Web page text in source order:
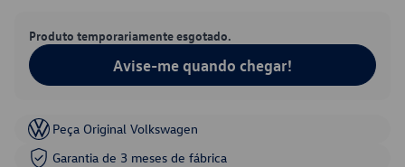
Produto temporariamente esgotado.
Avise-me quando chegar!
Peça Original Volkswagen
Garantia de 3 meses de fábrica